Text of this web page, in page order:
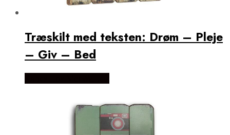
Træskilt med teksten: Drøm – Pleje
– Giv – Bed